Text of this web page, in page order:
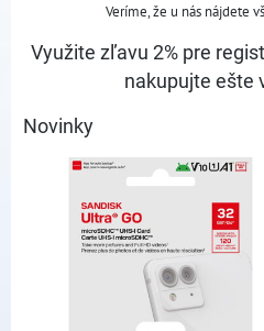
Veríme, že u nás nájdete
Využite zľavu 2% pre
nakupujte ešte
Novinky